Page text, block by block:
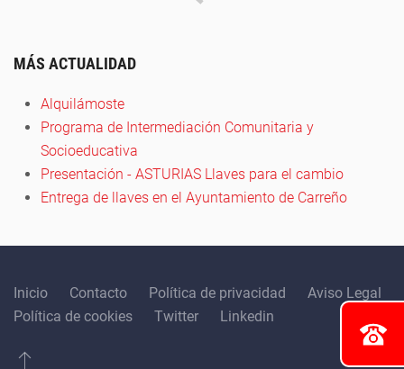
MÁS ACTUALIDAD
Alquilámoste
Programa de Intermediación Comunitaria y
Socioeducativa
Presentación - ASTURIAS Llaves para el cambio
Entrega de llaves en el Ayuntamiento de Carreño
Inicio Contacto Política de privacidad
Aviso Legal
Política de cookies
Twitter Linkedin